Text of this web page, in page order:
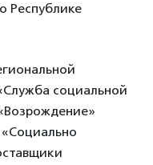
Республике
социальной